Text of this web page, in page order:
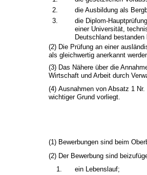
2.
die Ausbildung als
3.
die Diplom-
einer Universität,
Deutschland bestanden
(2) Die Prüfung an einer
als gleichwertig anerkannt
(3) Das Nähere über die
Wirtschaft und Arbeit durch
(4) Ausnahmen von Absatz 1
wichtiger Grund vorliegt.
(1) Bewerbungen sind beim
(2) Der Bewerbung sind
1.
ein Lebenslauf;